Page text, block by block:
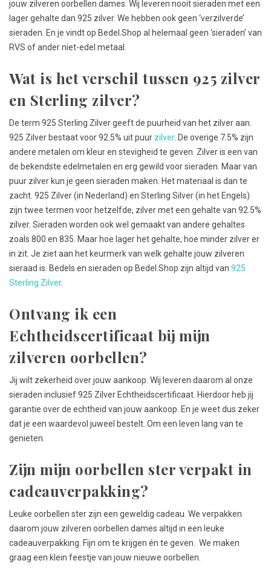
jouw zilveren oorbellen dames. Wij leveren nooit sieraden met een
lager gehalte dan 925 zilver. We hebben ook geen ‘verzilverde’
sieraden. En je vindt op Bedel.Shop al helemaal geen ‘sieraden’ van
RVS of ander niet-edel metaal.
Wat is het verschil tussen 925 zilver
en Sterling zilver?
De term 925 Sterling Zilver geeft de puurheid van het zilver aan.
925 Zilver bestaat voor 92.5% uit puur zilver. De overige 7.5% zijn
andere metalen om kleur en stevigheid te geven. Zilver is een van
de bekendste edelmetalen en erg gewild voor sieraden. Maar van
puur zilver kun je geen sieraden maken. Het materiaal is dan te
zacht. 925 Zilver (in Nederland) en Sterling Silver (in het Engels)
zijn twee termen voor hetzelfde, zilver met een gehalte van 92.5%
zilver. Sieraden worden ook wel gemaakt van andere gehaltes
zoals 800 en 835. Maar hoe lager het gehalte, hoe minder zilver er
in zit. Je ziet aan het keurmerk van welk gehalte jouw zilveren
sieraad is. Bedels en sieraden op Bedel.Shop zijn altijd van 925
Sterling Zilver.
Ontvang ik een
Echtheidscertificaat bij mijn
zilveren oorbellen?
Jij wilt zekerheid over jouw aankoop. Wij leveren daarom al onze
sieraden inclusief 925 Zilver Echtheidscertificaat. Hierdoor heb jij
garantie over de echtheid van jouw aankoop. En je weet dus zeker
dat je een waardevol juweel bestelt. Om een leven lang van te
genieten.
Zijn mijn oorbellen ster verpakt in
cadeauverpakking?
Leuke oorbellen ster zijn een geweldig cadeau. We verpakken
daarom jouw zilveren oorbellen dames altijd in een leuke
cadeauverpakking. Fijn om te krijgen én te geven. We maken
graag een klein feestje van jouw nieuwe oorbellen.